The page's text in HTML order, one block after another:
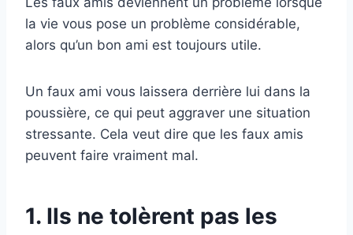
la vie vous pose un problème considérable,
alors qu’un bon ami est toujours utile.
Un faux ami vous laissera derrière lui dans la
poussière, ce qui peut aggraver une situation
stressante. Cela veut dire que les faux amis
peuvent faire vraiment mal.
1. Ils ne tolèrent pas les